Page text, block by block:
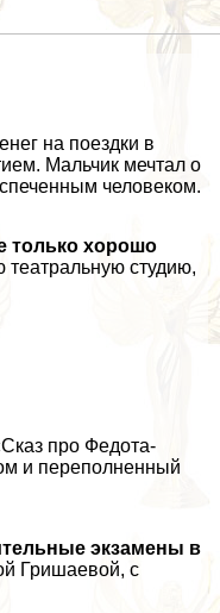
на поездки в
Мальчик мечтал о
человеком.
только хорошо
студию,
про Федота-
и переполненный
экзамены в
Гришаевой, с